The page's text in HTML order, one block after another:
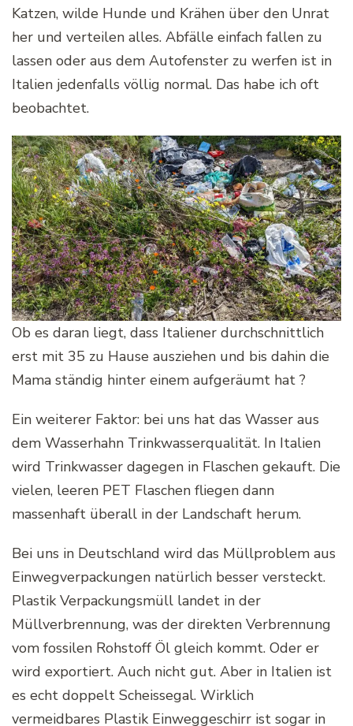
Katzen, wilde Hunde und Krähen über den Unrat
her und verteilen alles. Abfälle einfach fallen zu
lassen oder aus dem Autofenster zu werfen ist in
Italien jedenfalls völlig normal. Das habe ich oft
beobachtet.
Ob es daran liegt, dass Italiener durchschnittlich
erst mit 35 zu Hause ausziehen und bis dahin die
Mama ständig hinter einem aufgeräumt hat ?
Ein weiterer Faktor: bei uns hat das Wasser aus
dem Wasserhahn Trinkwasserqualität. In Italien
wird Trinkwasser dagegen in Flaschen gekauft. Die
vielen, leeren PET Flaschen fliegen dann
massenhaft überall in der Landschaft herum.
Bei uns in Deutschland wird das Müllproblem aus
Einwegverpackungen natürlich besser versteckt.
Plastik Verpackungsmüll landet in der
Müllverbrennung, was der direkten Verbrennung
vom fossilen Rohstoff Öl gleich kommt. Oder er
wird exportiert. Auch nicht gut. Aber in Italien ist
es echt doppelt Scheissegal. Wirklich
vermeidbares Plastik Einweggeschirr ist sogar in